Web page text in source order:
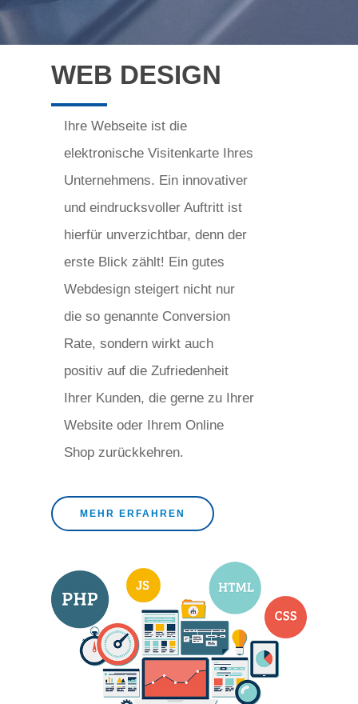
WEB DESIGN
Ihre Webseite ist die
elektronische Visitenkarte Ihres
Unternehmens. Ein innovativer
und eindrucksvoller Auftritt ist
hierfür unverzichtbar, denn der
erste Blick zählt! Ein gutes
Webdesign steigert nicht nur
die so genannte Conversion
Rate, sondern wirkt auch
positiv auf die Zufriedenheit
Ihrer Kunden, die gerne zu Ihrer
Website oder Ihrem Online
Shop zurückkehren.
MEHR ERFAHREN